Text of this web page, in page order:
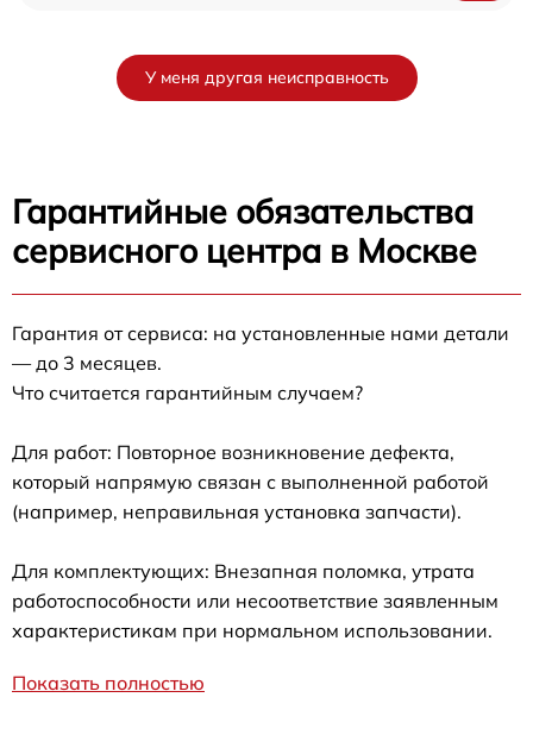
У меня другая неисправность
Гарантийные обязательства
сервисного центра в Москве
Гарантия от сервиса: на установленные нами детали
— до 3 месяцев.
Что считается гарантийным случаем?
Для работ: Повторное возникновение дефекта,
который напрямую связан с выполненной работой
(например, неправильная установка запчасти).
Для комплектующих: Внезапная поломка, утрата
работоспособности или несоответствие заявленным
характеристикам при нормальном использовании.
Показать полностью